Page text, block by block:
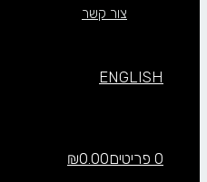
צור קשר
ENGLISH
0 פריטים ₪0.00